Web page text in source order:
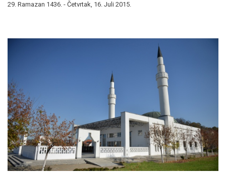
29. Ramazan 1436. - Četvrtak, 16. Juli 2015.